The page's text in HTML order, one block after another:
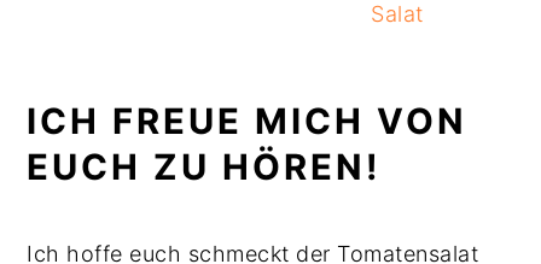
Salat
ICH FREUE MICH VON
EUCH ZU HÖREN!
Ich hoffe euch schmeckt der Tomatensalat